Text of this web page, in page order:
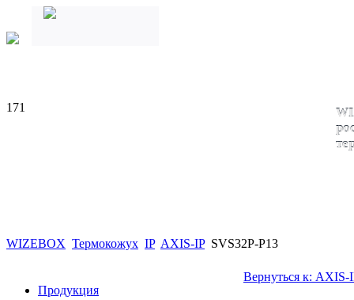
171
WIZEBOX Термокожух IP AXIS-IP SVS32P-P13
Продукция
Вернуться к: AXIS-